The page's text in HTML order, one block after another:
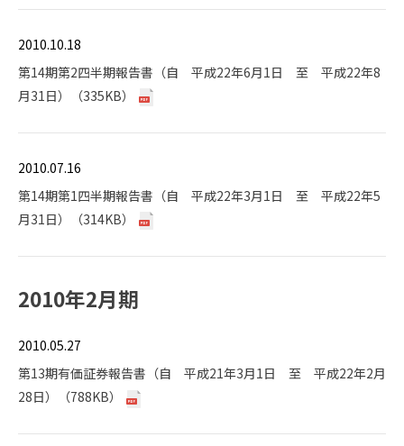
2010.10.18
第14期第2四半期報告書（自 平成22年6月1日 至 平成22年8
月31日）（335KB）
2010.07.16
第14期第1四半期報告書（自 平成22年3月1日 至 平成22年5
月31日）（314KB）
2010年2月期
2010.05.27
第13期有価証券報告書（自 平成21年3月1日 至 平成22年2月
28日）（788KB）